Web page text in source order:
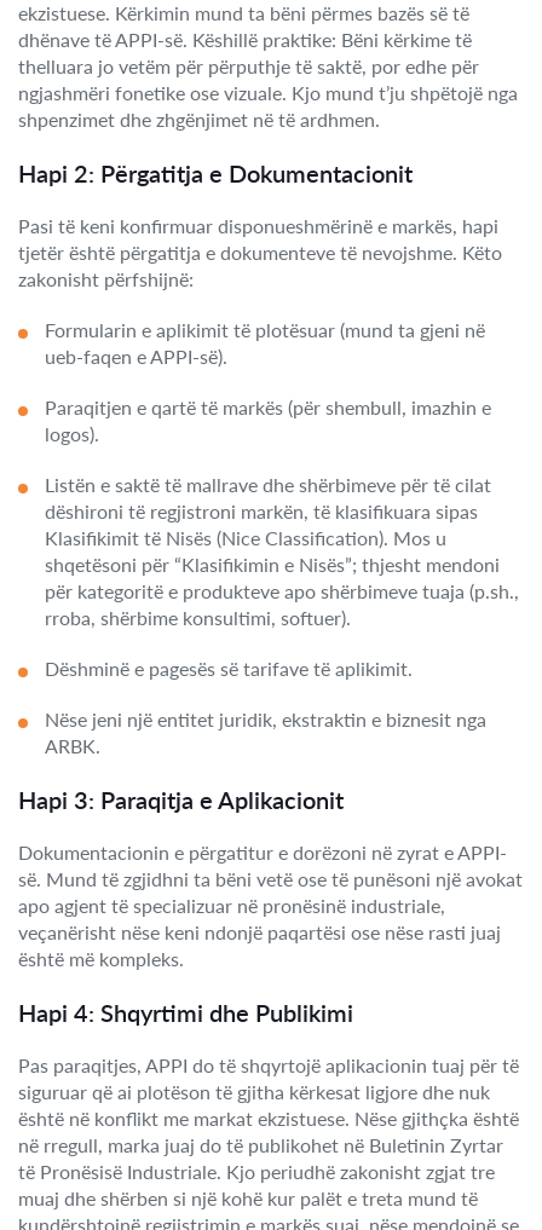
ekzistuese. Kërkimin mund ta bëni përmes bazës së të
dhënave të APPI-së. Këshillë praktike: Bëni kërkime të
thelluara jo vetëm për përputhje të saktë, por edhe për
ngjashmëri fonetike ose vizuale. Kjo mund t’ju shpëtojë nga
shpenzimet dhe zhgënjimet në të ardhmen.
Hapi 2: Përgatitja e Dokumentacionit
Pasi të keni konfirmuar disponueshmërinë e markës, hapi
tjetër është përgatitja e dokumenteve të nevojshme. Këto
zakonisht përfshijnë:
Formularin e aplikimit të plotësuar (mund ta gjeni në
ueb-faqen e APPI-së).
Paraqitjen e qartë të markës (për shembull, imazhin e
logos).
Listën e saktë të mallrave dhe shërbimeve për të cilat
dëshironi të regjistroni markën, të klasifikuara sipas
Klasifikimit të Nisës (Nice Classification). Mos u
shqetësoni për “Klasifikimin e Nisës”; thjesht mendoni
për kategoritë e produkteve apo shërbimeve tuaja (p.sh.,
rroba, shërbime konsultimi, softuer).
Dëshminë e pagesës së tarifave të aplikimit.
Nëse jeni një entitet juridik, ekstraktin e biznesit nga
ARBK.
Hapi 3: Paraqitja e Aplikacionit
Dokumentacionin e përgatitur e dorëzoni në zyrat e APPI-
së. Mund të zgjidhni ta bëni vetë ose të punësoni një avokat
apo agjent të specializuar në pronësinë industriale,
veçanërisht nëse keni ndonjë paqartësi ose nëse rasti juaj
është më kompleks.
Hapi 4: Shqyrtimi dhe Publikimi
Pas paraqitjes, APPI do të shqyrtojë aplikacionin tuaj për të
siguruar që ai plotëson të gjitha kërkesat ligjore dhe nuk
është në konflikt me markat ekzistuese. Nëse gjithçka është
në rregull, marka juaj do të publikohet në Buletinin Zyrtar
të Pronësisë Industriale. Kjo periudhë zakonisht zgjat tre
muaj dhe shërben si një kohë kur palët e treta mund të
kundërshtojnë regjistrimin e markës suaj, nëse mendojnë se